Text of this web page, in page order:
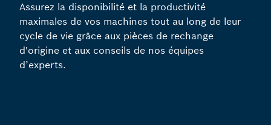
Assurez la disponibilité et la productivité
maximales de vos machines tout au long de leur
cycle de vie grâce aux pièces de rechange
d'origine et aux conseils de nos équipes
d’experts.